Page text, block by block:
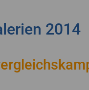
2014